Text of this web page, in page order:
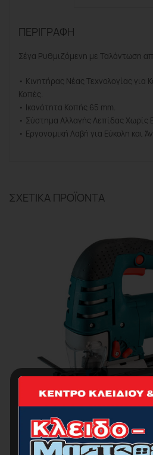
ΠΕΡΙΓΡΑΦΉ
Σέγα Ρυθμιζόμενη με Ταλάντωση
• Κινητήρας Νέας Τεχνολογίας για
Κοπές.
• Ικανότητα Κοπής 65 mm.
• Σύστημα Αλλαγής Λεπίδας Χωρίς
• Εργονομική Λαβή για Εύκολη και
ΣΧΕΤΙΚΆ ΠΡΟΪΌΝΤΑ